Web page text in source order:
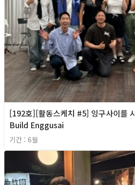
[192호][활동스케치 #5] 잉구사이를
Build Enggusai
기간 : 6월